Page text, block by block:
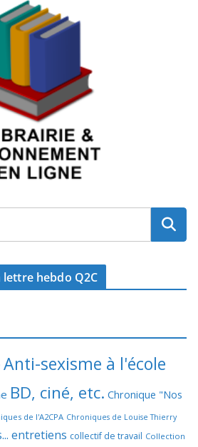
hebdo Q2C
Anti-sexisme à l'école
BD, ciné, etc. Chronique "Nos
de l'A2CPA Chroniques de Louise Thierry
entretiens collectif de travail Collection